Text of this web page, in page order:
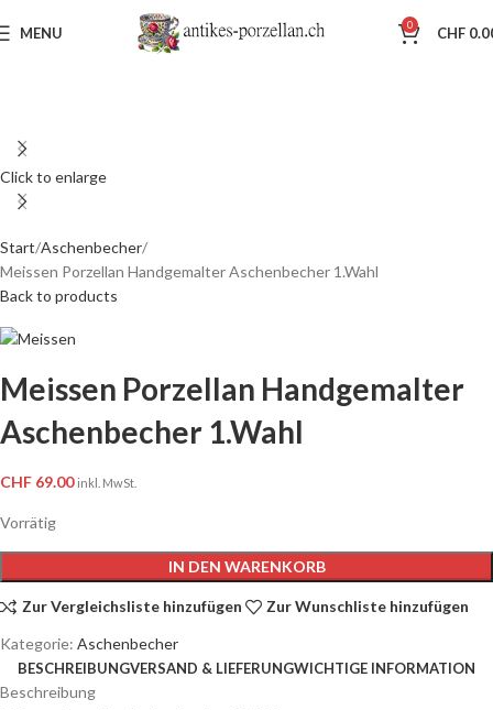
MENU 0 CHF
Click to enlarge
Start Aschenbecher
Meissen Porzellan Handgemalter Aschenbecher 1.Wahl
Back to products
Meissen Porzellan Handgemalter
Aschenbecher 1.Wahl
CHF 69.00 inkl. MwSt.
Vorrätig
IN DEN WARENKORB
Zur Vergleichsliste hinzufügen
Zur Wunschliste hinzufügen
Kategorie: Aschenbecher
BESCHREIBUNGVERSAND & LIEFERUNGWICHTIGE INFORMATION
Beschreibung